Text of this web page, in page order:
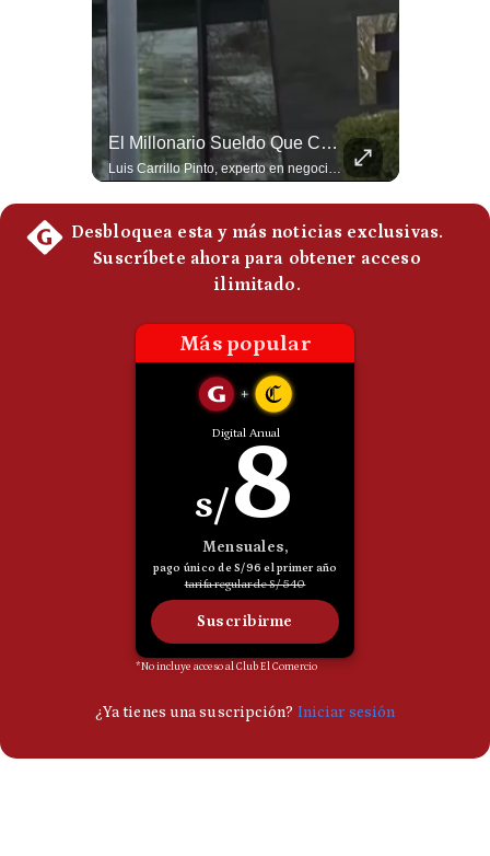
Preguntas
Frecuentes
El Millonario Sueldo Que Casi Cobra Infantino Por La Nueva Empresa De La FIFA | #EnClaveEconómica